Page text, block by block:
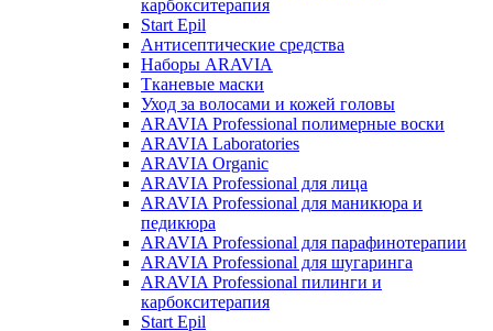
карбокситерапия
Start Epil
Антисептические средства
Наборы ARAVIA
Тканевые маски
Уход за волосами и кожей головы
ARAVIA Professional полимерные воски
ARAVIA Laboratories
ARAVIA Organic
ARAVIA Professional для лица
ARAVIA Professional для маникюра и
педикюра
ARAVIA Professional для парафинотерапии
ARAVIA Professional для шугаринга
ARAVIA Professional пилинги и
карбокситерапия
Start Epil